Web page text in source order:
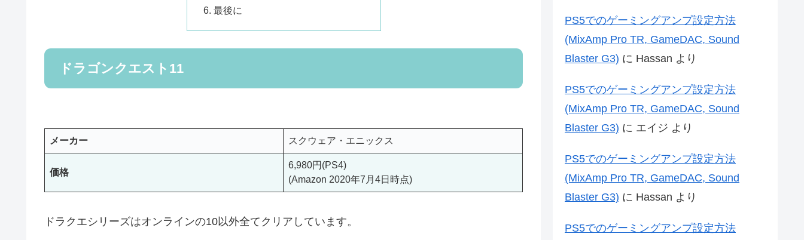
最後に
ドラゴンクエスト11
メーカー スクウェア・エニックス
価格
6,980円(PS4)
(Amazon 2020年7月4日時点)
ドラクエシリーズはオンラインの10以外全てクリアしています。
PS5でのゲーミングアンプ設定方法
(MixAmp Pro TR, GameDAC, Sound
Blaster G3) に Hassan より
PS5でのゲーミングアンプ設定方法
(MixAmp Pro TR, GameDAC, Sound
Blaster G3) に エイジ より
PS5でのゲーミングアンプ設定方法
(MixAmp Pro TR, GameDAC, Sound
Blaster G3) に Hassan より
PS5でのゲーミングアンプ設定方法